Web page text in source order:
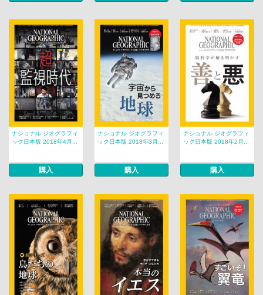
ナショナル ジオグラフィ
ック日本版 2018年4月...
購入
ナショナル ジオグラフィ
ック日本版 2018年3月...
購入
ナショナル ジオグラフィ
ック日本版 2018年2月...
購入